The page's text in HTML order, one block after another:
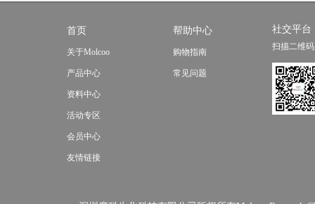
首页
关于Molcoo
产品中心
资料中心
活动专区
会员中心
友情链接
帮助中心
购物指南
常见问题
社交平台
扫描二维